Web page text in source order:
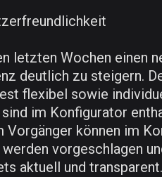
letzten Wochen einen
deutlich zu steigern.
flexibel sowie
im Konfigurator
können im
vorgeschlagen
aktuell und